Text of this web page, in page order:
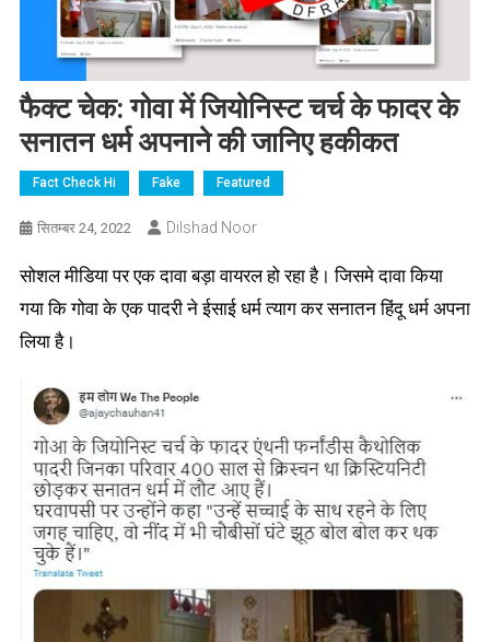
फैक्ट चेक: गोवा में जियोनिस्ट चर्च के फादर के
सनातन धर्म अपनाने की जानिए हकीकत
Fact Check Hi Fake Featured
सितम्बर 24, 2022 Dilshad Noor
सोशल मीडिया पर एक दावा बड़ा वायरल हो रहा है। जिसमे दावा किया
गया कि गोवा के एक पादरी ने ईसाई धर्म त्याग कर सनातन हिंदू धर्म अपना
लिया है।